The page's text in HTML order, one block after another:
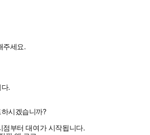
주세요.
.
시겠습니까?
부터 대여가 시작됩니다.